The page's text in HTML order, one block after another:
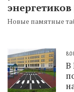
энергетиков
Новые памятные
В